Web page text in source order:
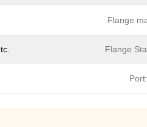
Flange
Flange
Port: